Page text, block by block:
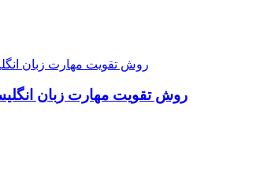
10 روش تقویت مهارت زبان